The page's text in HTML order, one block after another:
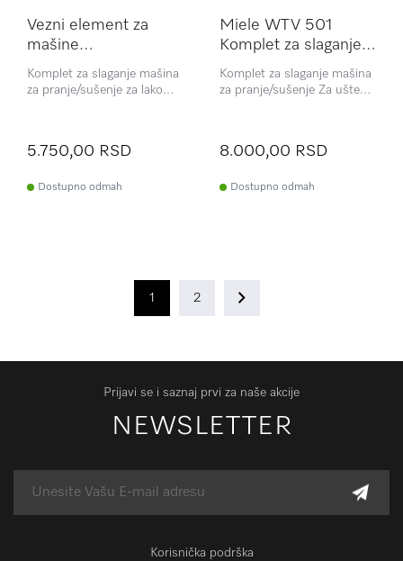
Vezni element za
mašine
pranje/sušenje WTV
500
Komplet za slaganje mašina
za pranje/sušenje za lako
5.750,00 RSD
Dostupno odmah
Miele WTV 501
Komplet za slaganje
mašina za
pranje/sušenje
Komplet za slaganje mašina
za pranje/sušenje Za uštedu
8.000,00 RSD
Dostupno odmah
1 2
Prijavi se i saznaj prvi za naše akcije
NEWSLETTER
Korisnička podrška